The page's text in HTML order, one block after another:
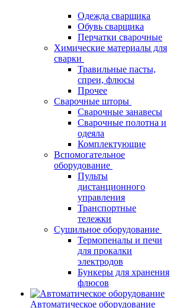
Одежда сварщика
Обувь сварщика
Перчатки сварочные
Химические материалы для
сварки
Травильные пасты,
спреи, флюсы
Прочее
Сварочные шторы
Сварочные занавесы
Сварочные полотна и
одеяла
Комплектующие
Вспомогательное
оборудование
Пульты
дистанционного
управления
Транспортные
тележки
Сушильное оборудование
Термопеналы и печи
для прокалки
электродов
Бункеры для хранения
флюсов
Автоматическое оборудование